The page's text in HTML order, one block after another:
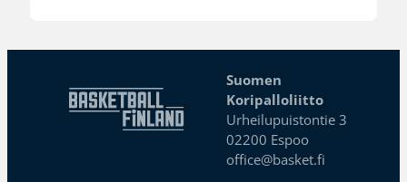
Suomen
Koripalloliitto
Urheilupuistontie 3
02200 Espoo
office@basket.fi